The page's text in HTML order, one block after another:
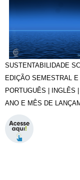
SUSTENTABILIDADE
EDIÇÃO SEMESTRAL E
PORTUGUÊS | INGLÊS
ANO E MÊS DE